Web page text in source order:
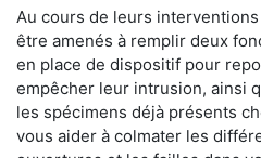
Au cours de leurs
être amenés à remplir deux
en place de dispositif pour
empêcher leur intrusion, ainsi
les spécimens déjà présents
vous aider à colmater les